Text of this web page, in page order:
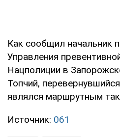
Как сообщил начальник
Управления
Нацполиции в
Топчий,
являлся маршрутным
Источник: 061